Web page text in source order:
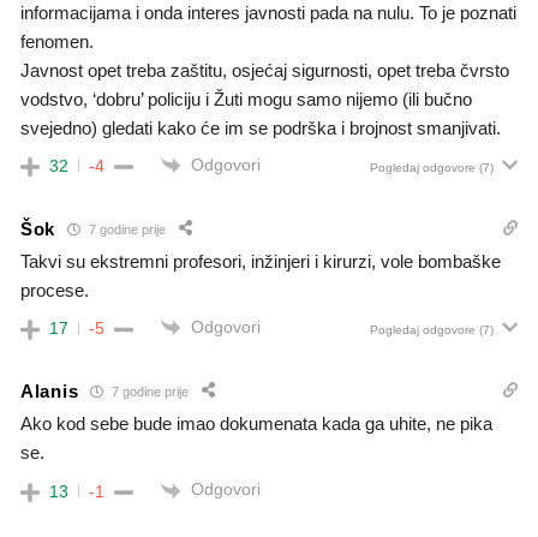
informacijama i onda interes javnosti pada na nulu. To je poznati
fenomen.
Javnost opet treba zaštitu, osjećaj sigurnosti, opet treba čvrsto
vodstvo, ‘dobru’ policiju i Žuti mogu samo nijemo (ili bučno
svejedno) gledati kako će im se podrška i brojnost smanjivati.
32 -4 Odgovori Pogledaj odgovore (7)
Šok 7 godine prije
Takvi su ekstremni profesori, inžinjeri i kirurzi, vole bombaške
procese.
17 -5 Odgovori Pogledaj odgovore (7)
Alanis 7 godine prije
Ako kod sebe bude imao dokumenata kada ga uhite, ne pika
se.
13 -1 Odgovori